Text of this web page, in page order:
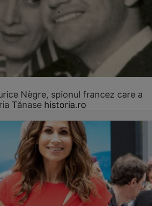
Nègre, spionul francez care a
Tănase historia.ro